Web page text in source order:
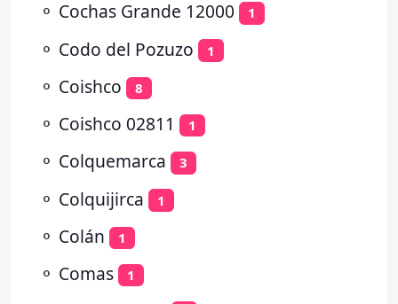
⚬ Cochas Grande 12000 1
⚬ Codo del Pozuzo 1
⚬ Coishco 8
⚬ Coishco 02811 1
⚬ Colquemarca 3
⚬ Colquijirca 1
⚬ Colán 1
⚬ Comas 1